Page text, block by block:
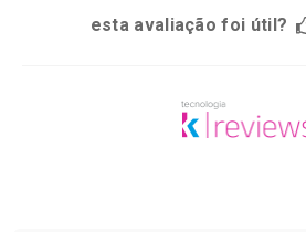
esta avaliação foi útil?